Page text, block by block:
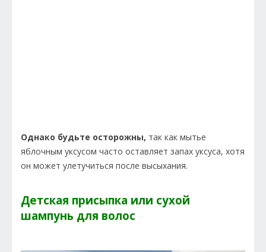
Однако будьте осторожны, так как мытье
яблочным уксусом часто оставляет запах уксуса, хотя
он может улетучиться после высыхания.
Детская присыпка или сухой
шампунь для волос